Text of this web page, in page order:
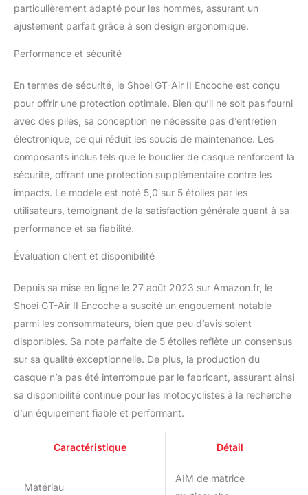
Matrix AIM multi-plis et
l'intérieur 3D Max-Dry
durabilité et propriétés
l'humidité pour un
confort amélioré
Intégration transparente
avec les systèmes
SHOEI GT-Air II est
compatible avec les
systèmes de
SRL-MESH, permettant
communication faciles
particulièrement adapté pour les hommes, assurant un
ajustement parfait grâce à son design ergonomique.
Performance et sécurité
En termes de sécurité, le Shoei GT-Air II Encoche est conçu
pour offrir une protection optimale. Bien qu’il ne soit pas fourni
avec des piles, sa conception ne nécessite pas d’entretien
électronique, ce qui réduit les soucis de maintenance. Les
composants inclus tels que le bouclier de casque renforcent la
sécurité, offrant une protection supplémentaire contre les
impacts. Le modèle est noté 5,0 sur 5 étoiles par les
utilisateurs, témoignant de la satisfaction générale quant à sa
performance et sa fiabilité.
Évaluation client et disponibilité
Depuis sa mise en ligne le 27 août 2023 sur Amazon.fr, le
Shoei GT-Air II Encoche a suscité un engouement notable
parmi les consommateurs, bien que peu d’avis soient
disponibles. Sa note parfaite de 5 étoiles reflète un consensus
sur sa qualité exceptionnelle. De plus, la production du
casque n’a pas été interrompue par le fabricant, assurant ainsi
sa disponibilité continue pour les motocyclistes à la recherche
d’un équipement fiable et performant.
Caractéristique Détail
Matériau
AIM de matrice